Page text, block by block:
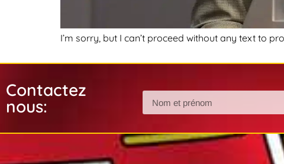
I’m sorry, but I can’t proceed without any text to
Contactez
nous: